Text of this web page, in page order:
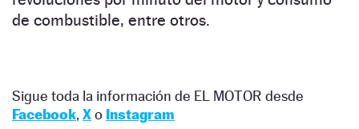
de combustible, entre otros.
Sigue toda la información de EL MOTOR desde
Facebook, Xo Instagram